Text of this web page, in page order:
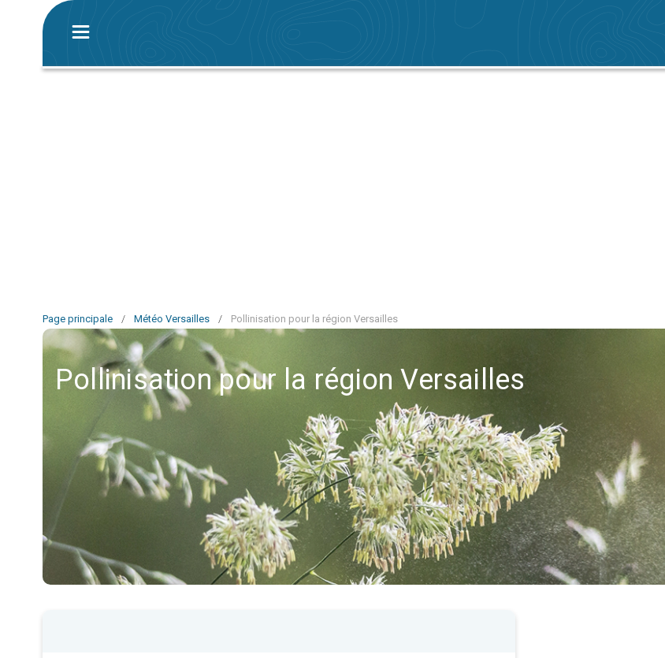
Page principale / Météo Versailles / Pollinisation pour la région Versailles
Pollinisation pour la région Versailles